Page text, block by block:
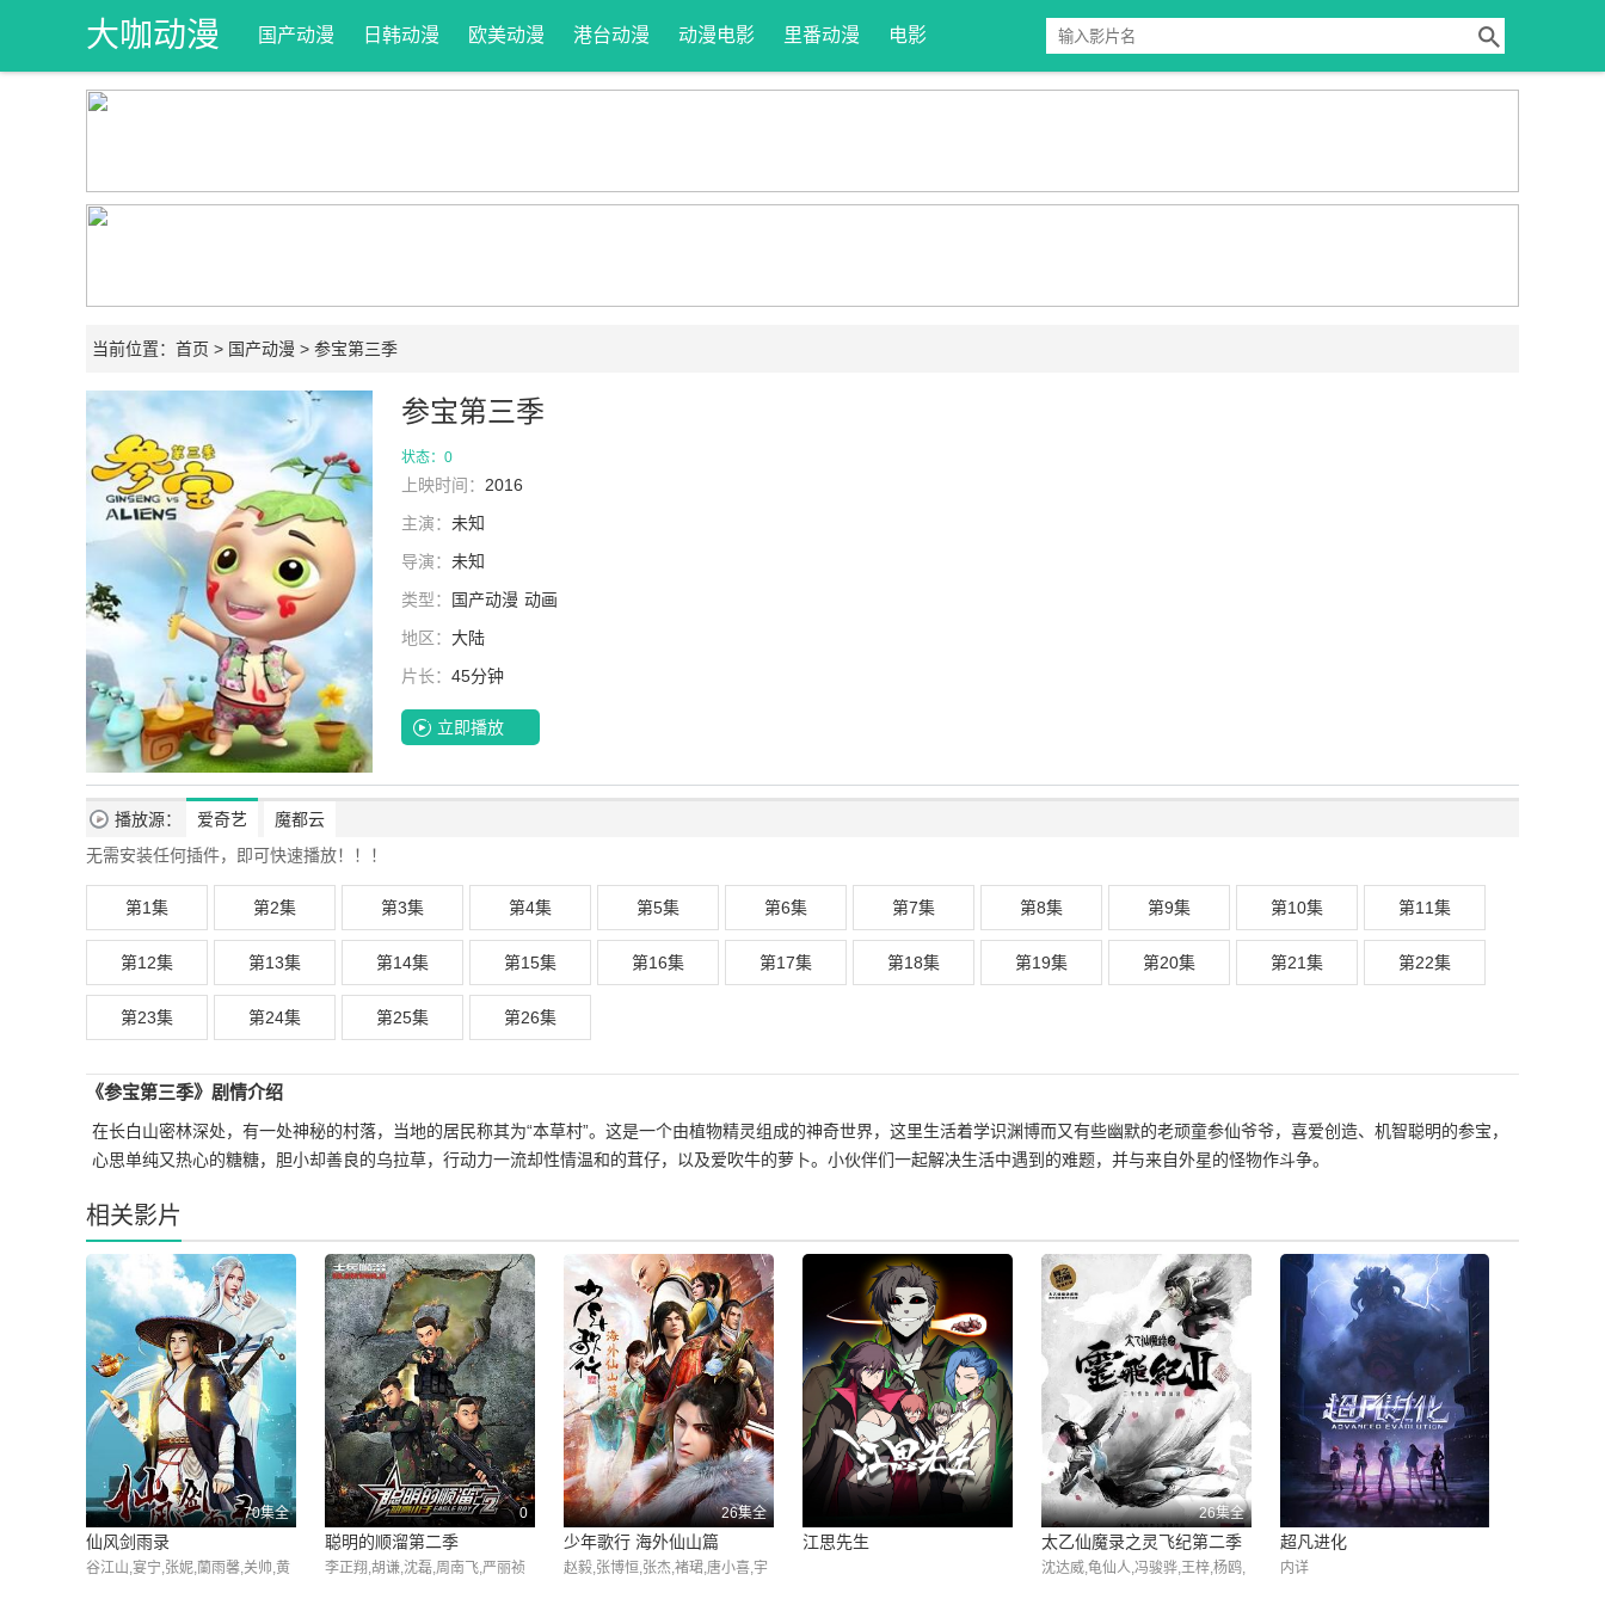
大咖动漫
网
国产动漫 日韩动漫 欧美动漫 港台动漫 动漫电影 里番动漫 电影
当前位置： 首页 > 国产动漫 > 参宝第三季
参宝第三季
状态：0
上映时间： 2016
主演： 未知
导演： 未知
类型：
国产动漫 动画
地区： 大陆
片长： 45分钟
立即播放
播放源： 爱奇艺
魔都云
无需安装任何插件，即可快速播放！！！
第1集 第2集 第3集 第4集 第5集 第6集 第7集 第8集 第9集 第10集 第11集
第12集 第13集 第14集 第15集 第16集 第17集 第18集 第19集 第20集 第21集 第22集
第23集 第24集 第25集 第26集
《参宝第三季》剧情介绍
在长白山密林深处，有一处神秘的村落，当地的居民称其为“本草村”。这是一个由植物精灵组成的神奇世界，这里生活着学识渊博而又有些幽默的老顽童参仙爷爷，喜爱创造、机智聪明的参宝，
心思单纯又热心的糖糖，胆小却善良的乌拉草，行动力一流却性情温和的茸仔，以及爱吹牛的萝卜。小伙伴们一起解决生活中遇到的难题，并与来自外星的怪物作斗争。
相关影片
70集全
仙风剑雨录
谷江山,宴宁,张妮,蘭雨馨,关帅,黄
0
聪明的顺溜第二季
李正翔,胡谦,沈磊,周南飞,严丽祯
26集全
少年歌行 海外仙山篇
赵毅,张博恒,张杰,褚珺,唐小喜,宇
江思先生
26集全
太乙仙魔录之灵飞纪第二季
沈达威,龟仙人,冯骏骅,王梓,杨鸥,
超凡进化
内详